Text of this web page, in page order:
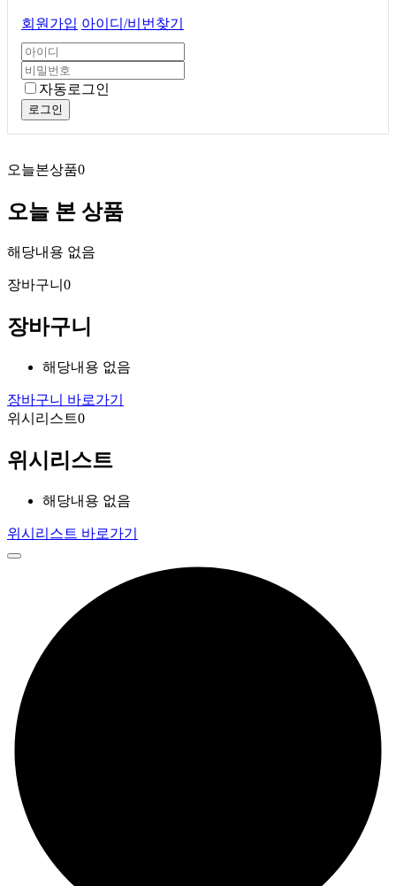
회원가입 아이디/비번찾기
자동로그인
로그인
오늘본상품0
오늘 본 상품
해당내용 없음
장바구니 0
장바구니
해당내용 없음
장바구니 바로가기
위시리스트0
위시리스트
해당내용 없음
위시리스트 바로가기